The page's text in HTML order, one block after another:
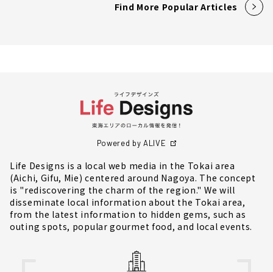
Find More Popular Articles
Powered by ALIVE
Life Designs is a local web media in the Tokai area
(Aichi, Gifu, Mie) centered around Nagoya. The concept
is "rediscovering the charm of the region." We will
disseminate local information about the Tokai area,
from the latest information to hidden gems, such as
outing spots, popular gourmet food, and local events.